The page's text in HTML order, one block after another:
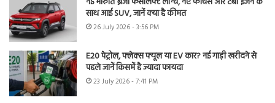
साथ आई SUV, जानें क्या है कीमत
26 July 2026 - 3:56 PM
E20 पेट्रोल, फ्लेक्स फ्यूल या EV कार? नई गाड़ी खरीदने से
पहले जानें किसमें है ज्यादा फायदा
23 July 2026 - 7:41 PM